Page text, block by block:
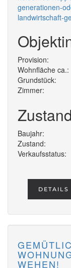
Provision:
Wohnfläche ca.:
Grundstück:
Zimmer:
Zustand
Baujahr:
Zustand:
Verkaufsstatus:
DETAILS
WEHEN!